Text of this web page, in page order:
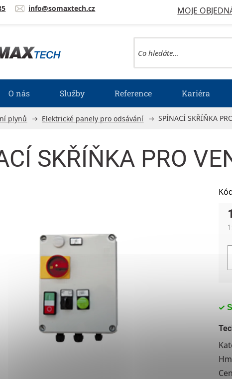
info@somaxtech.cz MOJE
O nás Služby Reference Kariéra
plynů Elektrické panely pro odsávání SPÍNACÍ SKŘÍŇKA
SKŘÍŇKA PRO